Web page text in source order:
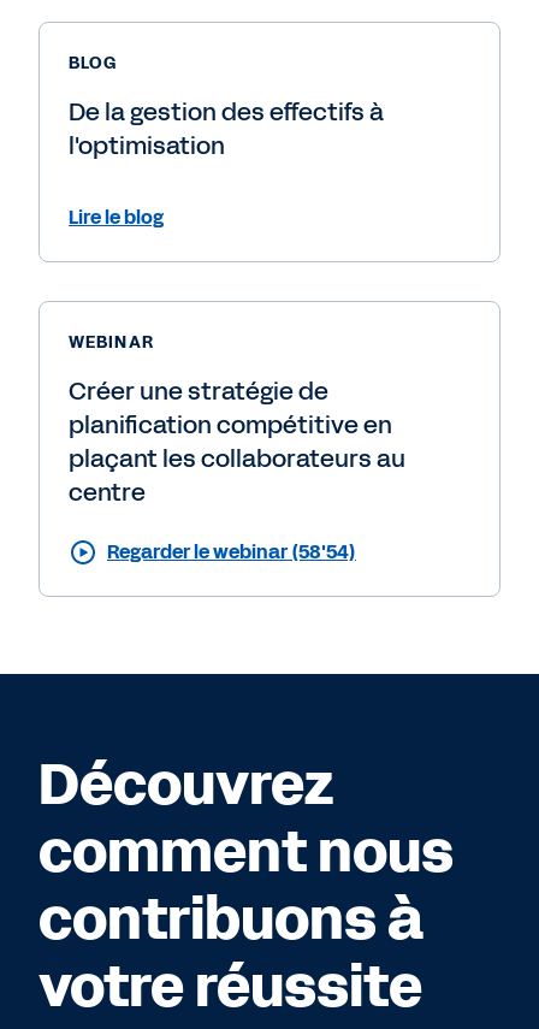
BLOG
De la gestion des effectifs à
l'optimisation
Lire le blog
WEBINAR
Créer une stratégie de
planification compétitive en
plaçant les collaborateurs au
centre
Regarder le webinar (58'54)
Découvrez
comment nous
contribuons à
votre réussite